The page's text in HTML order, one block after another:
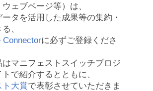
ウェブページ等）は、
タを活用した成果等の集約・
、
Connectorに必ずご登録くださ
マニフェストスイッチプロジ
で紹介するとともに、
ト大賞で表彰させていただきま